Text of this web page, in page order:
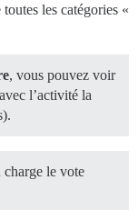
les catégories «
, vous pouvez voir
l’activité la
charge le vote